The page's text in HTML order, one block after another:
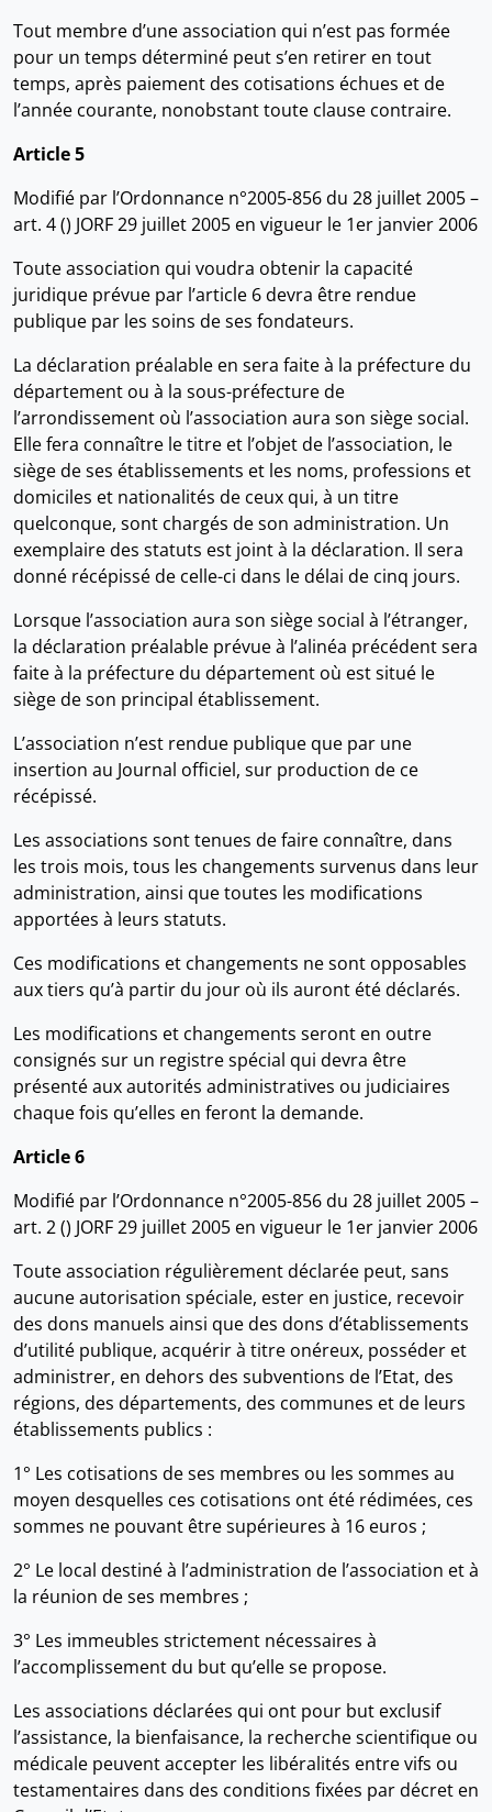
Tout membre d’une association qui n’est pas formée
pour un temps déterminé peut s’en retirer en tout
temps, après paiement des cotisations échues et de
l’année courante, nonobstant toute clause contraire.
Article 5
Modifié par l’Ordonnance n°2005-856 du 28 juillet 2005 –
art. 4 () JORF 29 juillet 2005 en vigueur le 1er janvier 2006
Toute association qui voudra obtenir la capacité
juridique prévue par l’article 6 devra être rendue
publique par les soins de ses fondateurs.
La déclaration préalable en sera faite à la préfecture du
département ou à la sous-préfecture de
l’arrondissement où l’association aura son siège social.
Elle fera connaître le titre et l’objet de l’association, le
siège de ses établissements et les noms, professions et
domiciles et nationalités de ceux qui, à un titre
quelconque, sont chargés de son administration. Un
exemplaire des statuts est joint à la déclaration. Il sera
donné récépissé de celle-ci dans le délai de cinq jours.
Lorsque l’association aura son siège social à l’étranger,
la déclaration préalable prévue à l’alinéa précédent sera
faite à la préfecture du département où est situé le
siège de son principal établissement.
L’association n’est rendue publique que par une
insertion au Journal officiel, sur production de ce
récépissé.
Les associations sont tenues de faire connaître, dans
les trois mois, tous les changements survenus dans leur
administration, ainsi que toutes les modifications
apportées à leurs statuts.
Ces modifications et changements ne sont opposables
aux tiers qu’à partir du jour où ils auront été déclarés.
Les modifications et changements seront en outre
consignés sur un registre spécial qui devra être
présenté aux autorités administratives ou judiciaires
chaque fois qu’elles en feront la demande.
Article 6
Modifié par l’Ordonnance n°2005-856 du 28 juillet 2005 –
art. 2 () JORF 29 juillet 2005 en vigueur le 1er janvier 2006
Toute association régulièrement déclarée peut, sans
aucune autorisation spéciale, ester en justice, recevoir
des dons manuels ainsi que des dons d’établissements
d’utilité publique, acquérir à titre onéreux, posséder et
administrer, en dehors des subventions de l’Etat, des
régions, des départements, des communes et de leurs
établissements publics :
1° Les cotisations de ses membres ou les sommes au
moyen desquelles ces cotisations ont été rédimées, ces
sommes ne pouvant être supérieures à 16 euros ;
2° Le local destiné à l’administration de l’association et à
la réunion de ses membres ;
3° Les immeubles strictement nécessaires à
l’accomplissement du but qu’elle se propose.
Les associations déclarées qui ont pour but exclusif
l’assistance, la bienfaisance, la recherche scientifique ou
médicale peuvent accepter les libéralités entre vifs ou
testamentaires dans des conditions fixées par décret en